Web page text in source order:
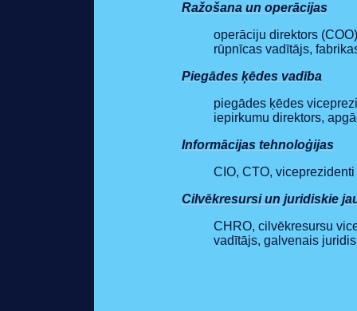
Ražošana un operācijas
operāciju direktors
rūpnīcas vadītājs,
Piegādes ķēdes vadība
piegādes ķēdes
iepirkumu direktors,
Informācijas tehnoloģijas
CIO, CTO,
Cilvēkresursi un juridiskie
CHRO, cilvēkresursu
vadītājs, galvenais